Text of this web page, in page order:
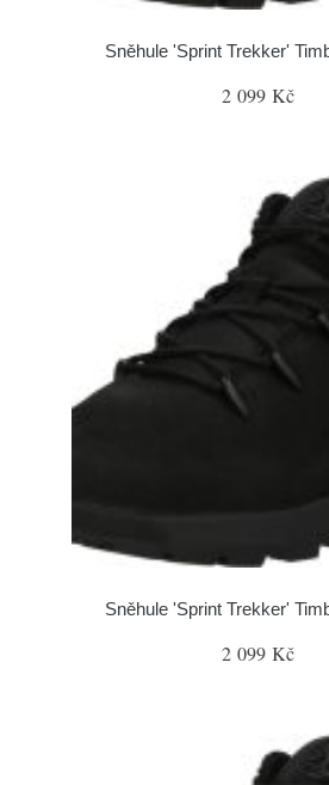
Sněhule 'Sprint Trekker'
2 099 Kč
Sněhule 'Sprint Trekker'
2 099 Kč